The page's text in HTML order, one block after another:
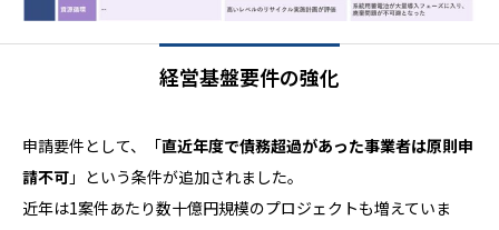
経営基盤要件の強化
申請要件として、「直近年度で債務超過があった事業者は原則申
請不可 」という条件が追加されました。
近年は1案件あたり数十億円規模のプロジェクトも増えていま